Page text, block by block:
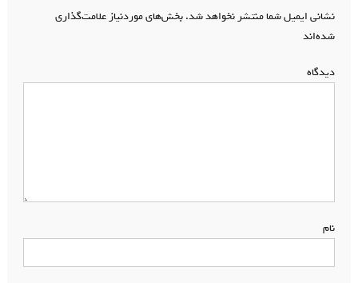
نشانی ایمیل شما منتشر نخواهد شد.بخش‌های موردنیاز علامت‌گذاری
شده‌اند
دیدگاه
نام